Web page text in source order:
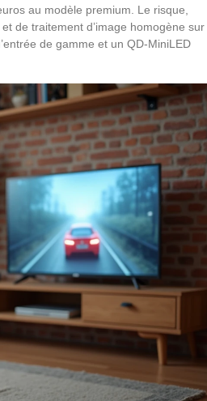
au modèle premium. Le risque,
de traitement d’image homogène sur
de gamme et un QD-MiniLED